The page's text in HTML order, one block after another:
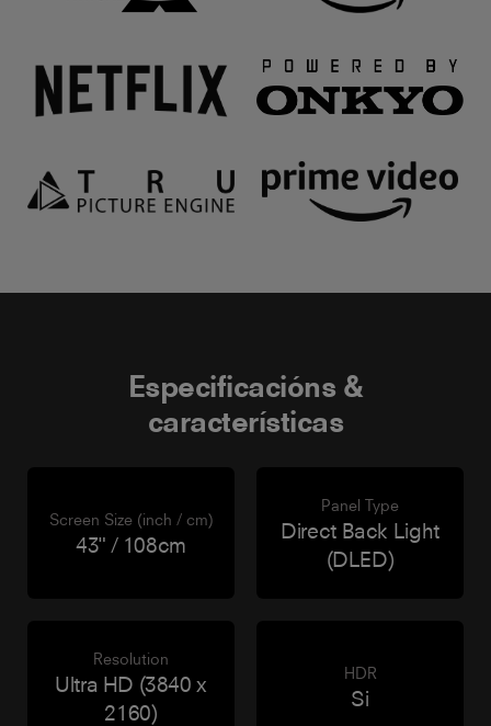
Especificacións &
características
Screen Size (inch / cm)
43" / 108cm
Panel Type
Direct Back Light
(DLED)
Resolution
Ultra HD (3840 x
2160)
HDR
Si